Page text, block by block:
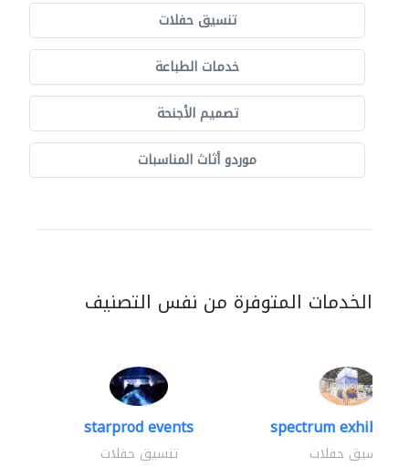
تنسيق حفلات
خدمات الطباعة
تصميم الأجنحة
موردو أثاث المناسبات
الخدمات المتوفرة من نفس التصنيف
starprod events
تنسيق حفلات
spectrum
تنسيق حفلات